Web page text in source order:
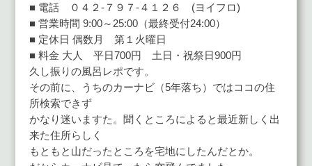
■ 電話 ０４２-７９７-４１２６ (ヨイフロ)
■ 営業時間 9:00～25:00（最終受付24:00）
■ 定休日 偶数月 第１火曜日
■ 料金 大人 平日700円 土日・祝祭日900円
久し振りの風呂レポです。
その前に、うちのカーナビ（5年落ち）ではココの住
所検索できず
かなり迷いますた。聞くところによると最近新しく出
来た住所らしく
もともと山だったところを宅地にしたんだとか。